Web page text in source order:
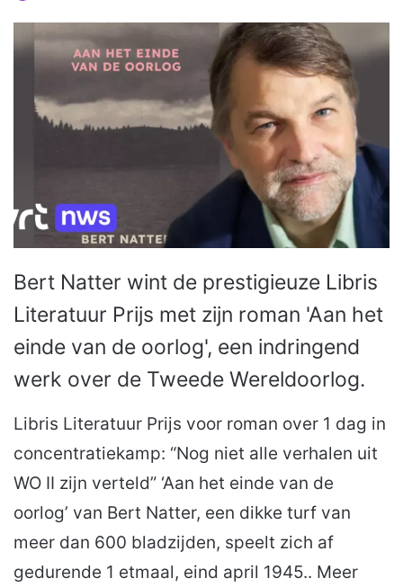
Bert Natter wint de prestigieuze Libris
Literatuur Prijs met zijn roman 'Aan het
einde van de oorlog', een indringend
werk over de Tweede Wereldoorlog.
Libris Literatuur Prijs voor roman over 1 dag in
concentratiekamp: “Nog niet alle verhalen uit
WO II zijn verteld” ‘Aan het einde van de
oorlog’ van Bert Natter, een dikke turf van
meer dan 600 bladzijden, speelt zich af
gedurende 1 etmaal, eind april 1945.. Meer